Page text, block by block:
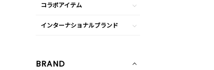
コラボアイテム
インターナショナルブランド
BRAND